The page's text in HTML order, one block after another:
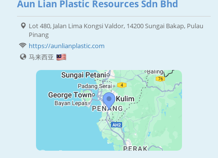
Aun Lian Plastic Resources Sdn Bhd
Lot 480, Jalan Lima Kongsi Valdor, 14200 Sungai Bakap, Pulau
Pinang
https://aunlianplastic.com
马来西亚